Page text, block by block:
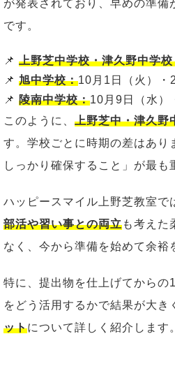
が発表されており、早めの準備
です。
📌 上野芝中学校・津久野中学校
📌 旭中学校：10月1日（火）・
📌 陵南中学校：10月9日（水）
このように、 上野芝中・津久野
す。学校ごとに時期の差はあり
しっかり確保すること」が最も
ハッピースマイル上野芝教室で
部活や習い事との両立も考えた
なく、今から準備を始めて余裕
特に、提出物を仕上げてからの
をどう活用するかで結果が大き
ットについて詳しく紹介します。